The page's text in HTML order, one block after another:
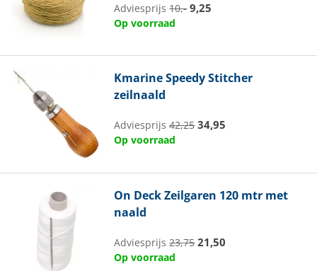
Adviesprijs10,- 9,25
Op voorraad
KmarineSpeedy Stitcher
zeilnaald
Adviesprijs42,25 34,95
Op voorraad
On DeckZeilgaren 120 mtr met
naald
Adviesprijs23,75 21,50
Op voorraad